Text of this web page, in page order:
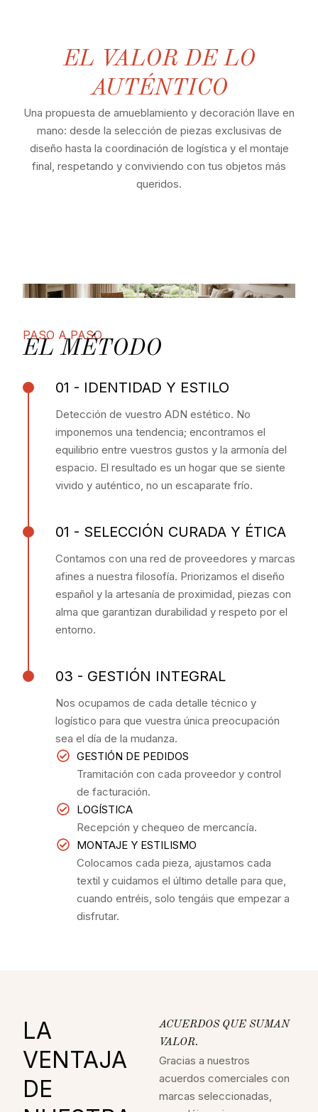
EL VALOR DE LO
AUTÉNTICO
Una propuesta de amueblamiento y decoración llave en
mano: desde la selección de piezas exclusivas de
diseño hasta la coordinación de logística y el montaje
final, respetando y conviviendo con tus objetos más
queridos.
PASO A PASO
EL MÉTODO
01 - IDENTIDAD Y ESTILO
Detección de vuestro ADN estético. No
imponemos una tendencia; encontramos el
equilibrio entre vuestros gustos y la armonía del
espacio. El resultado es un hogar que se siente
vivido y auténtico, no un escaparate frío.
01 - SELECCIÓN CURADA Y ÉTICA
Contamos con una red de proveedores y marcas
afines a nuestra filosofía. Priorizamos el diseño
español y la artesanía de proximidad, piezas con
alma que garantizan durabilidad y respeto por el
entorno.
03 - GESTIÓN INTEGRAL
Nos ocupamos de cada detalle técnico y
logístico para que vuestra única preocupación
sea el día de la mudanza.
GESTIÓN DE PEDIDOS
Tramitación con cada proveedor y control
de facturación.
LOGÍSTICA
Recepción y chequeo de mercancía.
MONTAJE Y ESTILISMO
Colocamos cada pieza, ajustamos cada
textil y cuidamos el último detalle para que,
cuando entréis, solo tengáis que empezar a
disfrutar.
LA
VENTAJA
DE
ACUERDOS QUE SUMAN
VALOR.
Gracias a nuestros
acuerdos comerciales con
marcas seleccionadas,